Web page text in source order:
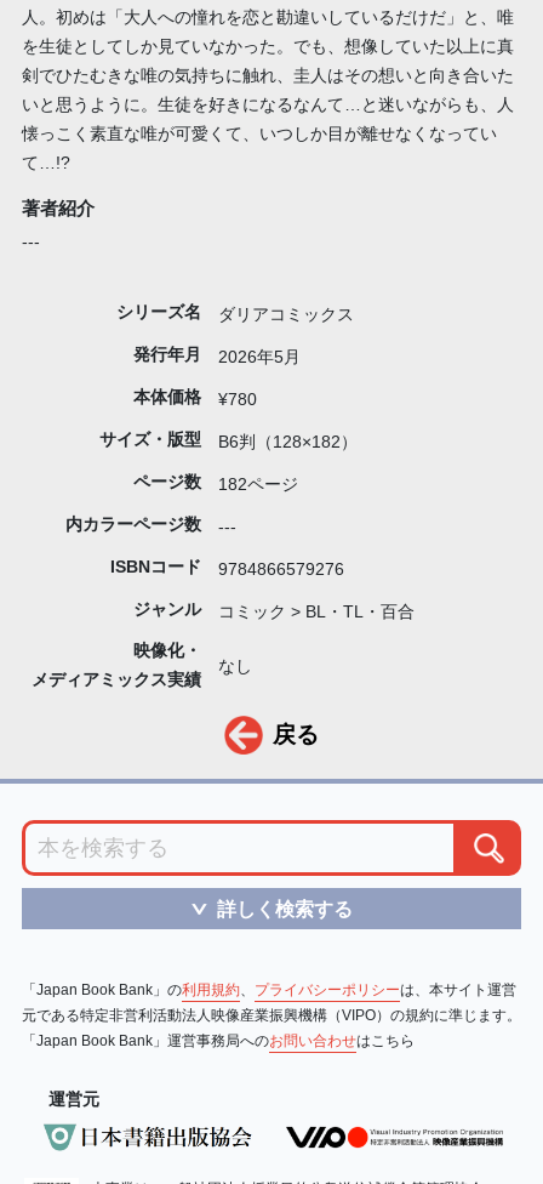
人。初めは「大人への憧れを恋と勘違いしているだけだ」と、唯
を生徒としてしか見ていなかった。でも、想像していた以上に真
剣でひたむきな唯の気持ちに触れ、圭人はその想いと向き合いた
いと思うように。生徒を好きになるなんて…と迷いながらも、人
懐っこく素直な唯が可愛くて、いつしか目が離せなくなってい
て…!?
著者紹介
---
シリーズ名 ダリアコミックス
発行年月 2026年5月
本体価格 ¥780
サイズ・版型 B6判（128×182）
ページ数 182ページ
内カラーページ数 ---
ISBNコード 9784866579276
ジャンル コミック > BL・TL・百合
映像化・
メディアミックス実績
なし
戻る
＞ 詳しく検索する
「Japan Book Bank」の利用規約、 プライバシーポリシーは、本サイト運営
元である特定非営利活動法人映像産業振興機構（VIPO）の規約に準じます。
「Japan Book Bank」運営事務局へのお問い合わせはこちら
運営元